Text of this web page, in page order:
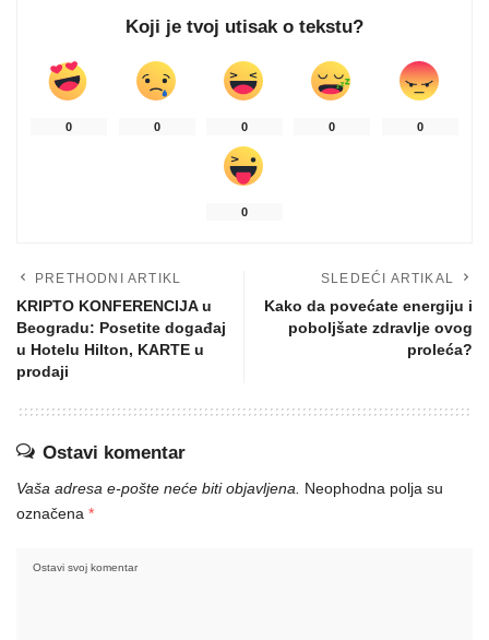
Koji je tvoj utisak o tekstu?
0 0 0 0 0
0
PRETHODNI ARTIKL
KRIPTO KONFERENCIJA u
Beogradu: Posetite događaj
u Hotelu Hilton, KARTE u
prodaji
SLEDEĆI ARTIKAL
Kako da povećate energiju i
poboljšate zdravlje ovog
proleća?
Ostavi komentar
Vaša adresa e-pošte neće biti objavljena.
Neophodna polja su
označena *